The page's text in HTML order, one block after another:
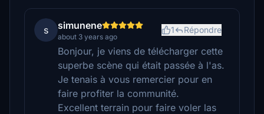
s simunene
about 3 years ago
1 Répondre
Bonjour, je viens de télécharger cette
superbe scène qui était passée à l'as.
Je tenais à vous remercier pour en
faire profiter la communité.
Excellent terrain pour faire voler las